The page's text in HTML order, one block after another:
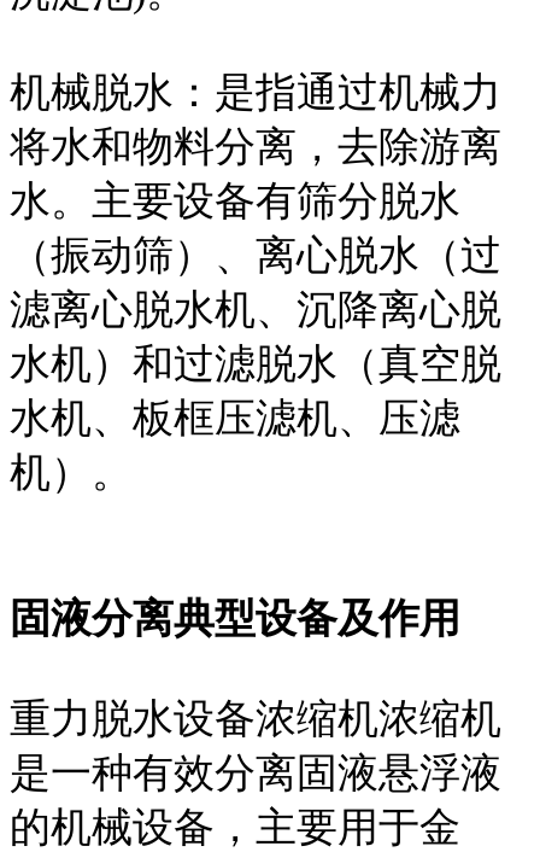
机械脱水：是指通过机械力
将水和物料分离，去除游离
水。主要设备有筛分脱水
（振动筛）、离心脱水（过
滤离心脱水机、沉降离心脱
水机）和过滤脱水（真空脱
水机、板框压滤机、压滤
机）。
固液分离典型设备及作用
重力脱水设备浓缩机浓缩机
是一种有效分离固液悬浮液
的机械设备，主要用于金